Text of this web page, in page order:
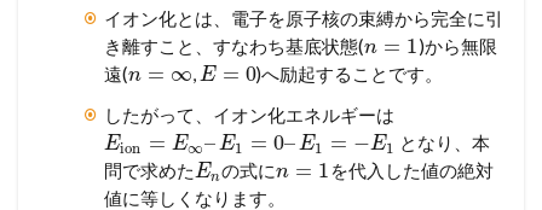
イオン化とは、電子を原子核の束縛から完全に引
き離すこと、すなわち基底状態(n = 1)から無限
遠(n = ∞,E = 0)へ励起することです。
したがって、イオン化エネルギーは
Eion = E∞–E1 = 0–E1 = −E1
となり、本
問で求めたEnの式にn = 1 を代入した値の絶対
値に等しくなります。